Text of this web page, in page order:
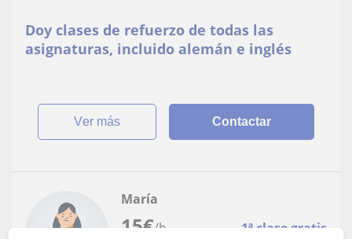
Doy clases de refuerzo de todas las
asignaturas, incluido alemán e inglés
ver más Contactar
15€/h 1ª clase gratis
María